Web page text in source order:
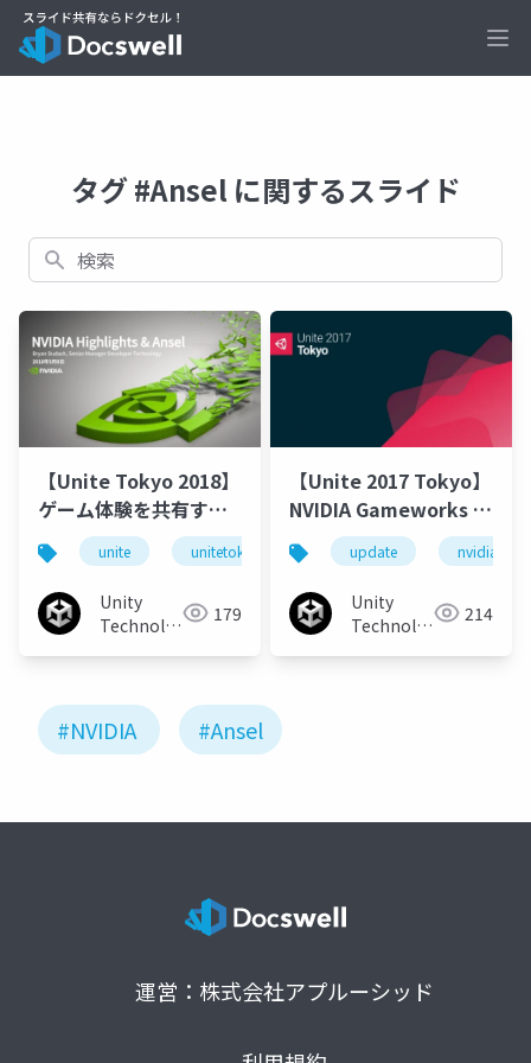
タグ #Ansel に関するスライド
検索
【Unite Tokyo 2018】
ゲーム体験を共有する
最新テクノロジ NVIDIA
HighlightsとANSEL
unite unitetokyo unitetokyo2018
Unity
Technologies 179
【Unite 2017 Tokyo】
NVIDIA Gameworks ア
ップデートおよびAnsel
とVRWorksの紹介
update nvidia
Unity
Technologies 214
#NVIDIA #Ansel
運営：株式会社アプルーシッド